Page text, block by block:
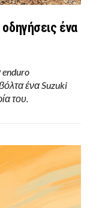
ένα
enduro
ένα Suzuki
του.